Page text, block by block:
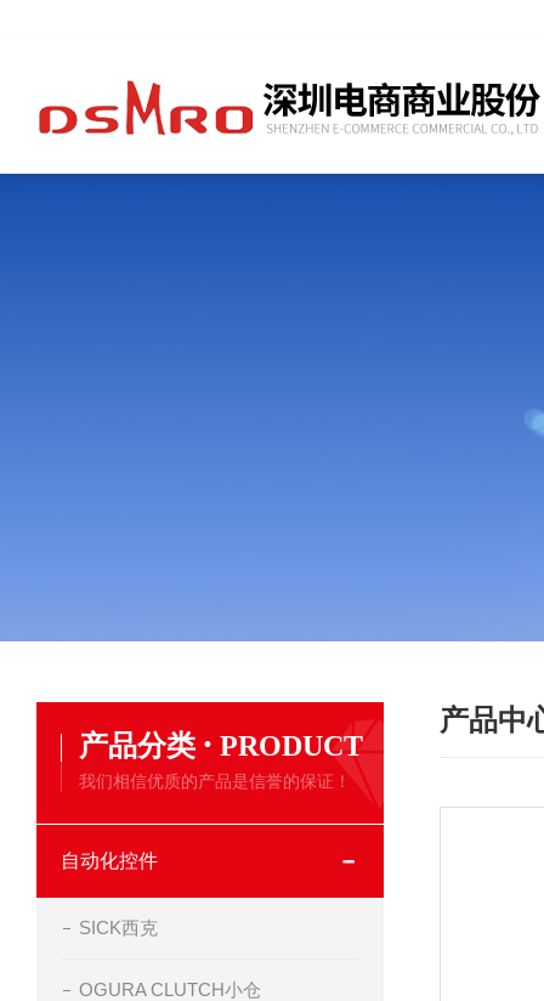
产品分类 · PRODUCT
我们相信优质的产品是信誉的保证！
自动化控件
SICK西克
OGURA CLUTCH小仓
产品中